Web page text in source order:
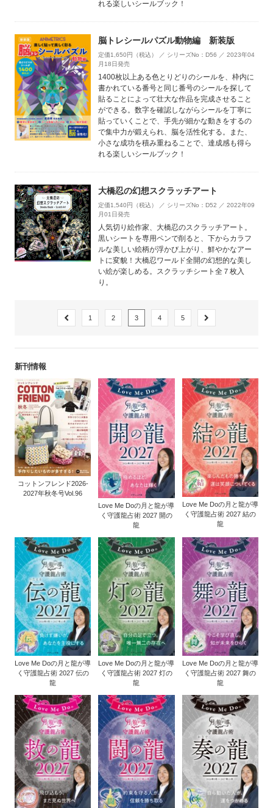
れる楽しいシールブック！
脳トレシールパズル動物編 新装版
定価1,650円（税込） ／ シリーズNo：D56 ／ 2023年04
月18日発売
1400枚以上ある色とりどりのシールを、枠内に
書かれている番号と同じ番号のシールを探して
貼ることによって壮大な作品を完成させること
ができる。数字を確認しながらシールを丁寧に
貼っていくことで、手先が細かな動きをするの
で集中力が鍛えられ、脳を活性化する。また、
小さな成功を積み重ねることで、達成感も得ら
れる楽しいシールブック！
大橋忍の幻想スクラッチアート
定価1,540円（税込） ／ シリーズNo：D52 ／ 2022年09
月01日発売
人気切り絵作家、大橋忍のスクラッチアート。
黒いシートを専用ペンで削ると、下からカラフ
ルな美しい絵柄が浮かび上がり、鮮やかなアー
トに変貌！大橋忍ワールド全開の幻想的な美し
い絵が楽しめる。スクラッチシート全７枚入
り。
1 2 3 4 5
新刊情報
コットンフレンド2026-
2027年秋冬号Vol.96
Love Me Doの月と龍が導
く守護龍占術 2027 開の
龍
Love Me Doの月と龍が導
く守護龍占術 2027 結の
龍
Love Me Doの月と龍が導
く守護龍占術 2027 伝の
龍
Love Me Doの月と龍が導
く守護龍占術 2027 灯の
龍
Love Me Doの月と龍が導
く守護龍占術 2027 舞の
龍